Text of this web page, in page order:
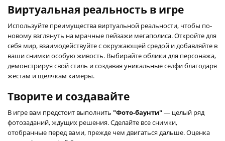
Виртуальная реальность в игре
Используйте преимущества виртуальной реальности, чтобы по-
новому взглянуть на мрачные пейзажи мегаполиса. Откройте для
себя мир, взаимодействуйте с окружающей средой и добавляйте в
ваши снимки особую живость. Выбирайте облики для персонажа,
демонстрируя свой стиль и создавая уникальные селфи благодаря
жестам и щелчкам камеры.
Творите и создавайте
В игре вам предстоит выполнить "Фото-баунти"— целый ряд
фотозаданий, ждущих решения. Сделайте все снимки,
отобранные перед вами, прежде чем двигаться дальше. Оценка